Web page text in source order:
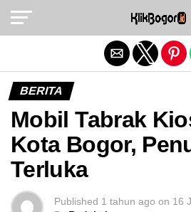
BERITA
Mobil Tabrak
Kota Bogor,
Terluka
Published 1 tahun ago on 16
Exit mobile